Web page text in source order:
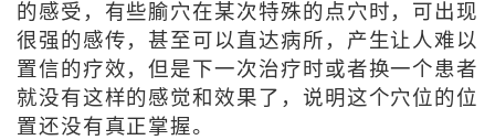
的感受，有些腧穴在某次特殊的点穴时，可出现
很强的感传，甚至可以直达病所，产生让人难以
置信的疗效，但是下一次治疗时或者换一个患者
就没有这样的感觉和效果了，说明这个穴位的位
置还没有真正掌握。